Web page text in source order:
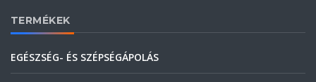
TERMÉKEK
EGÉSZSÉG- ÉS SZÉPSÉGÁPOLÁS